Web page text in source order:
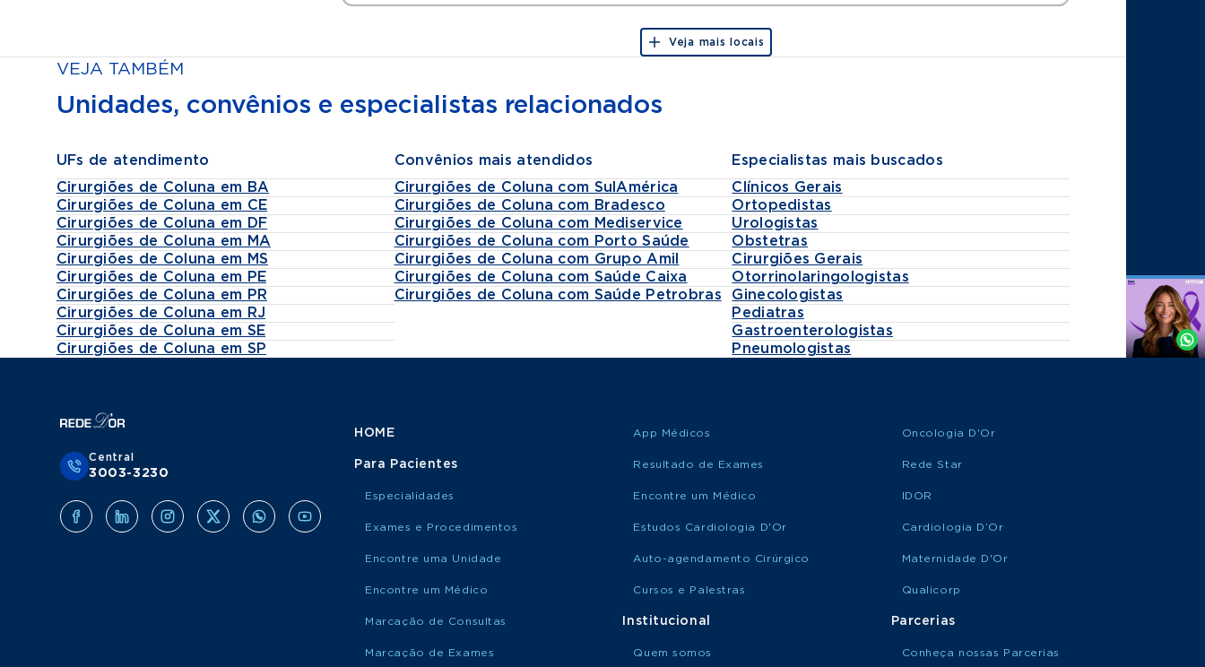
Veja mais locais
VEJA TAMBÉM
Unidades, convênios e especialistas relacionados
UFs de atendimento
Cirurgiões de Coluna em BA
Cirurgiões de Coluna em CE
Cirurgiões de Coluna em DF
Cirurgiões de Coluna em MA
Cirurgiões de Coluna em MS
Cirurgiões de Coluna em PE
Cirurgiões de Coluna em PR
Cirurgiões de Coluna em RJ
Cirurgiões de Coluna em SE
Cirurgiões de Coluna em SP
Convênios mais atendidos
Cirurgiões de Coluna com SulAmérica
Cirurgiões de Coluna com Bradesco
Cirurgiões de Coluna com Mediservice
Cirurgiões de Coluna com Porto Saúde
Cirurgiões de Coluna com Grupo Amil
Cirurgiões de Coluna com Saúde Caixa
Cirurgiões de Coluna com Saúde Petrobras
Especialistas mais buscados
Clínicos Gerais
Ortopedistas
Urologistas
Obstetras
Cirurgiões Gerais
Otorrinolaringologistas
Ginecologistas
Pediatras
Gastroenterologistas
Pneumologistas
Agende
Whatsapp
Central
3003-3230
HOME
Para Pacientes
Especialidades
Exames e Procedimentos
Encontre uma Unidade
Encontre um Médico
Marcação de Consultas
Marcação de Exames
App Médicos
Resultado de Exames
Encontre um Médico
Estudos Cardiologia D'Or
Auto-agendamento Cirúrgico
Cursos e Palestras
Institucional
Quem somos
Oncologia D'Or
Rede Star
IDOR
Cardiologia D’Or
Maternidade D'Or
Qualicorp
Parcerias
Conheça nossas Parcerias